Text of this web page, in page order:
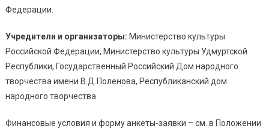
Федерации.
Учредители и организаторы: Министерство культуры
Российской Федерации, Министерство культуры Удмуртской
Республики, Государственный Российский Дом народного
творчества имени В.Д.Поленова, Республиканский дом
народного творчества.
Финансовые условия и форму анкеты-заявки – см. в Положении